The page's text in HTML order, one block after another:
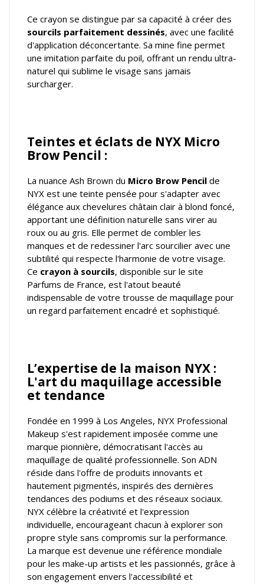
Ce crayon se distingue par sa capacité à créer des
sourcils parfaitement dessinés, avec une facilité
d'application déconcertante. Sa mine fine permet
une imitation parfaite du poil, offrant un rendu ultra-
naturel qui sublime le visage sans jamais
surcharger.
Teintes et éclats de NYX Micro
Brow Pencil :
La nuance Ash Brown du Micro Brow Pencil de
NYX est une teinte pensée pour s'adapter avec
élégance aux chevelures châtain clair à blond foncé,
apportant une définition naturelle sans virer au
roux ou au gris. Elle permet de combler les
manques et de redessiner l'arc sourcilier avec une
subtilité qui respecte l'harmonie de votre visage.
Ce crayon à sourcils, disponible sur le site
Parfums de France, est l'atout beauté
indispensable de votre trousse de maquillage pour
un regard parfaitement encadré et sophistiqué.
L’expertise de la maison NYX :
L'art du maquillage accessible
et tendance
Fondée en 1999 à Los Angeles, NYX Professional
Makeup s'est rapidement imposée comme une
marque pionnière, démocratisant l'accès au
maquillage de qualité professionnelle. Son ADN
réside dans l'offre de produits innovants et
hautement pigmentés, inspirés des dernières
tendances des podiums et des réseaux sociaux.
NYX célèbre la créativité et l'expression
individuelle, encourageant chacun à explorer son
propre style sans compromis sur la performance.
La marque est devenue une référence mondiale
pour les make-up artists et les passionnés, grâce à
son engagement envers l'accessibilité et